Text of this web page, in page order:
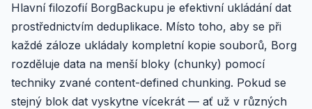
Hlavní filozofií BorgBackupu je efektivní ukládání dat
prostřednictvím deduplikace. Místo toho, aby se při
každé záloze ukládaly kompletní kopie souborů, Borg
rozděluje data na menší bloky (chunky) pomocí
techniky zvané content-defined chunking. Pokud se
stejný blok dat vyskytne vícekrát — ať už v různých